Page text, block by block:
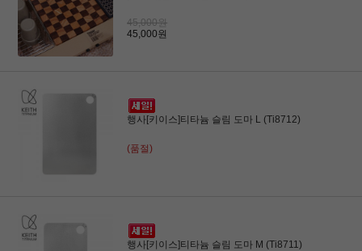
45,000원
45,000원
행사[키이스]티타늄 슬림 도마 L (Ti8712)
(품절)
행사[키이스]티타늄 슬림 도마 M (Ti8711)